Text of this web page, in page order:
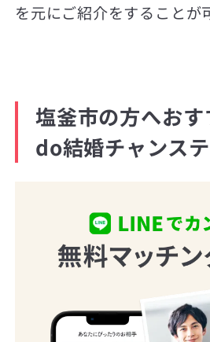
を元にご紹介をすることが
塩釜市の方へお
do結婚チャンス